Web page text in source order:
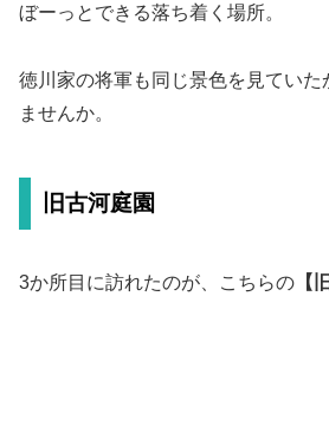
ぼーっとできる落ち着く場所。
徳川家の将軍も同じ景色を見ていた
ませんか。
旧古河庭園
3か所目に訪れたのが、こちらの 【